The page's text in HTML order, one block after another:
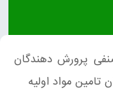
پرورش دهندگان
مواد اولیه